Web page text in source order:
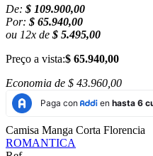
De: $ 109.900,00
Por: $ 65.940,00
ou 12x de $ 5.495,00
Preço a vista:$ 65.940,00
Economia de $ 43.960,00
Camisa Manga Corta Florencia
ROMANTICA